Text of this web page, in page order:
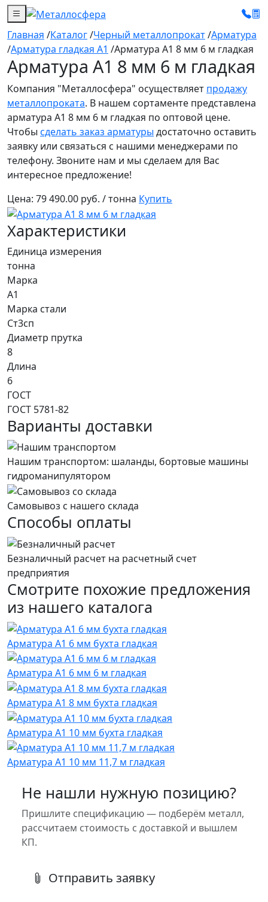
Главная /Каталог/Черный металлопрокат/Арматура
/Арматура гладкая А1 /Арматура А1 8 мм 6 м гладкая
Арматура А1 8 мм 6 м гладкая
Компания "Металлосфера" осуществляет продажу
металлопроката. В нашем сортаменте представлена
арматура А1 8 мм 6 м гладкая по оптовой цене.
Чтобы сделать заказ арматуры достаточно оставить
заявку или связаться с нашими менеджерами по
телефону. Звоните нам и мы сделаем для Вас
интересное предложение!
Цена: 79 490.00 руб. / тонна Купить
Характеристики
Единица измерения
тонна
Марка
А1
Марка стали
Ст3сп
Диаметр прутка
8
Длина
6
ГОСТ
ГОСТ 5781-82
Варианты доставки
Нашим транспортом: шаланды, бортовые машины
гидроманипулятором
Самовывоз с нашего склада
Способы оплаты
Безналичный расчет на расчетный счет
предприятия
Смотрите похожие предложения
из нашего каталога
Арматура А1 6 мм бухта гладкая
Арматура А1 6 мм 6 м гладкая
Арматура А1 8 мм бухта гладкая
Арматура А1 10 мм бухта гладкая
Арматура А1 10 мм 11,7 м гладкая
Не нашли нужную позицию?
Пришлите спецификацию — подберём металл,
рассчитаем стоимость с доставкой и вышлем
КП.
Отправить заявку